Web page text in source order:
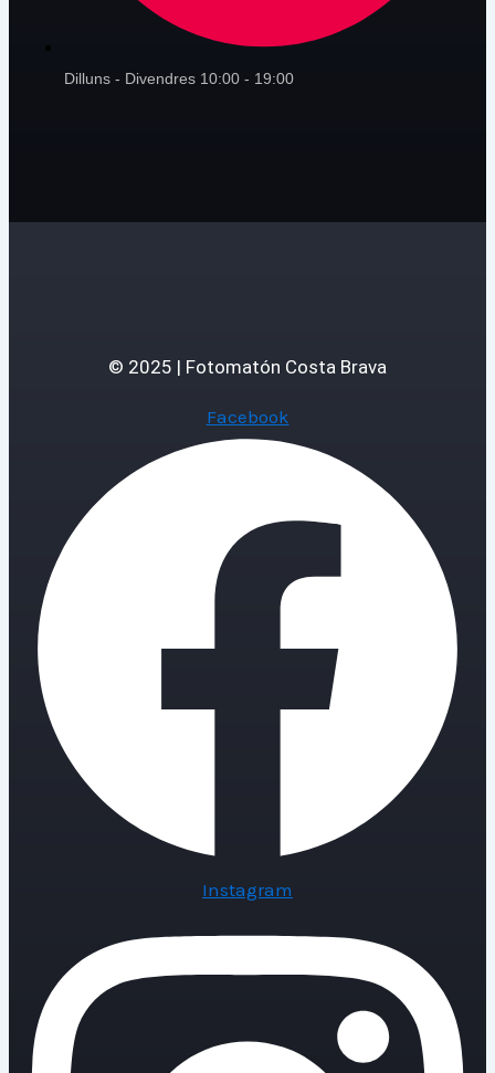
Dilluns - Divendres 10:00 - 19:00
© 2025 | Fotomatón Costa Brava
Facebook
Instagram